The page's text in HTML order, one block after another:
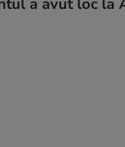
a avut loc la